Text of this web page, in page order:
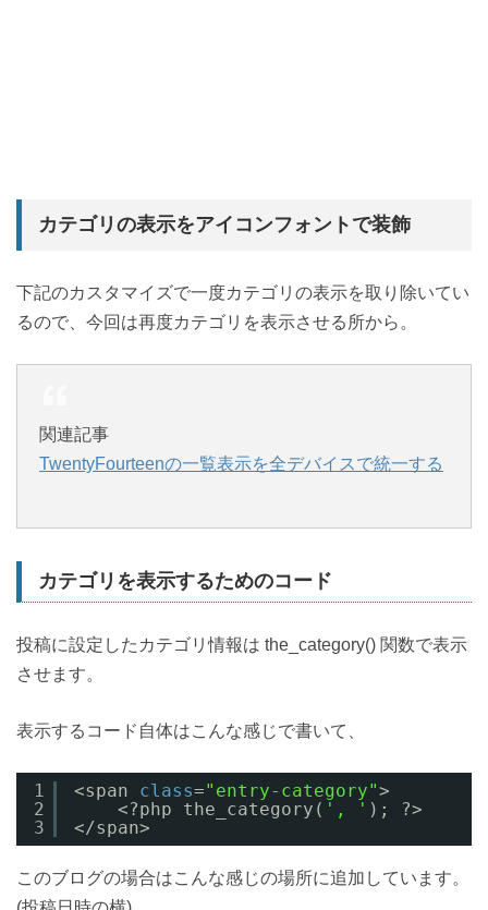
カテゴリの表示をアイコンフォントで装飾
下記のカスタマイズで一度カテゴリの表示を取り除いてい
るので、今回は再度カテゴリを表示させる所から。
関連記事
TwentyFourteenの一覧表示を全デバイスで統一する
カテゴリを表示するためのコード
投稿に設定したカテゴリ情報は the_category() 関数で表示
させます。
表示するコード自体はこんな感じで書いて、
1
2
3
<span class="entry-category">
<?php the_category( ', ' ); ?>
</span>
このブログの場合はこんな感じの場所に追加しています。